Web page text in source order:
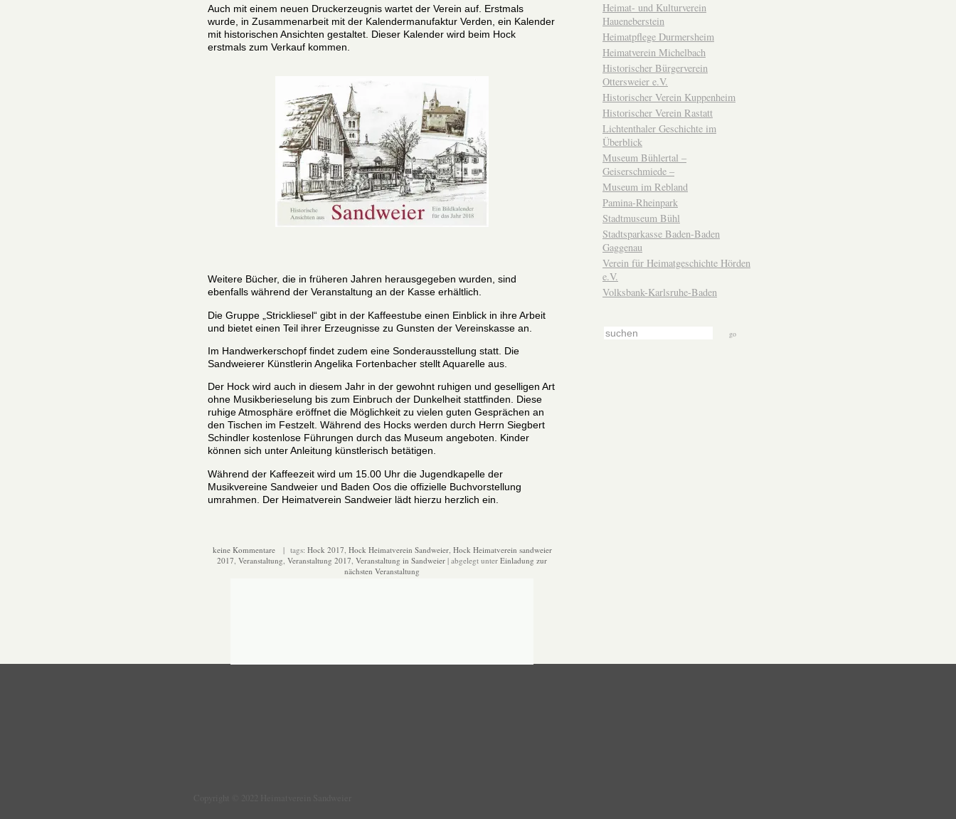
Auch mit einem neuen Druckerzeugnis wartet der Verein auf. Erstmals
wurde, in Zusammenarbeit mit der Kalendermanufaktur Verden, ein Kalender
mit historischen Ansichten gestaltet. Dieser Kalender wird beim Hock
erstmals zum Verkauf kommen.
Weitere Bücher, die in früheren Jahren herausgegeben wurden, sind
ebenfalls während der Veranstaltung an der Kasse erhältlich.
Die Gruppe „Strickliesel“ gibt in der Kaffeestube einen Einblick in ihre Arbeit
und bietet einen Teil ihrer Erzeugnisse zu Gunsten der Vereinskasse an.
Im Handwerkerschopf findet zudem eine Sonderausstellung statt. Die
Sandweierer Künstlerin Angelika Fortenbacher stellt Aquarelle aus.
Der Hock wird auch in diesem Jahr in der gewohnt ruhigen und geselligen Art
ohne Musikberieselung bis zum Einbruch der Dunkelheit stattfinden. Diese
ruhige Atmosphäre eröffnet die Möglichkeit zu vielen guten Gesprächen an
den Tischen im Festzelt. Während des Hocks werden durch Herrn Siegbert
Schindler kostenlose Führungen durch das Museum angeboten. Kinder
können sich unter Anleitung künstlerisch betätigen.
Während der Kaffeezeit wird um 15.00 Uhr die Jugendkapelle der
Musikvereine Sandweier und Baden Oos die offizielle Buchvorstellung
umrahmen. Der Heimatverein Sandweier lädt hierzu herzlich ein.
keine Kommentare| tags: Hock 2017, Hock Heimatverein Sandweier, Hock Heimatverein sandweier
2017, Veranstaltung, Veranstaltung 2017, Veranstaltung in Sandweier | abgelegt unter Einladung zur
nächsten Veranstaltung
Heimat- und Kulturverein
Haueneberstein
Heimatpflege Durmersheim
Heimatverein Michelbach
Historischer Bürgerverein
Ottersweier e.V.
Historischer Verein Kuppenheim
Historischer Verein Rastatt
Lichtenthaler Geschichte im
Überblick
Museum Bühlertal –
Geiserschmiede –
Museum im Rebland
Pamina-Rheinpark
Stadtmuseum Bühl
Stadtsparkasse Baden-Baden
Gaggenau
Verein für Heimatgeschichte Hörden
e.V.
Volksbank-Karlsruhe-Baden